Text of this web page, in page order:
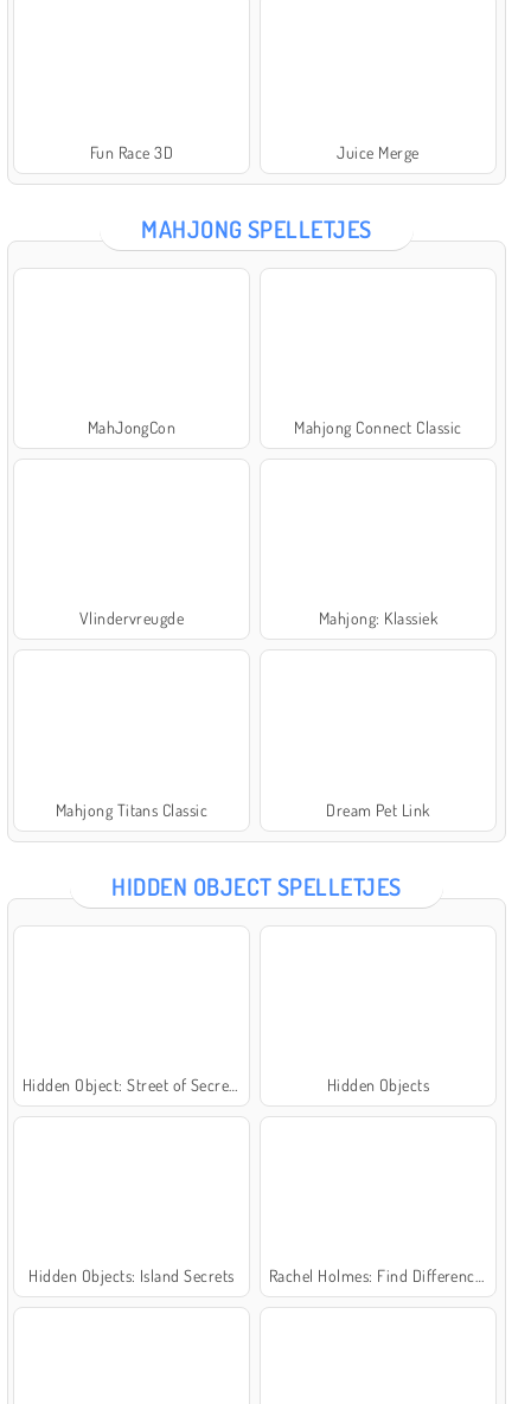
Fun Race 3D Juice Merge
MAHJONG SPELLETJES
MahJongCon Mahjong Connect Classic
Vlindervreugde Mahjong: Klassiek
Mahjong Titans Classic Dream Pet Link
HIDDEN OBJECT SPELLETJES
Hidden Objects
Hidden Objects: Island Secrets